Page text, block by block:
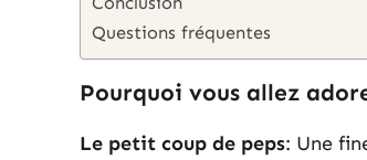
Questions fréquentes
Pourquoi vous allez
Le petit coup de peps: Une